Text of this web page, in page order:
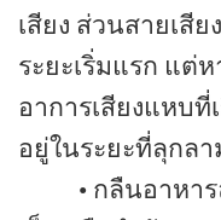
เสียง ส่วนสายเสี
ระยะเริ่มแรก แต่
อาการเสียงแหบที่
อยู่ในระยะที่ลุกล
• กลืนอาหา